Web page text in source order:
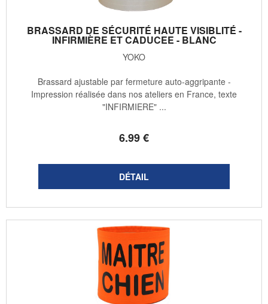
BRASSARD DE SÉCURITÉ HAUTE VISIBLITÉ -
INFIRMIÈRE ET CADUCEE - BLANC
YOKO
6.99€
Brassard ajustable par fermeture auto-aggripante -
Impression réalisée dans nos ateliers en France, texte
"INFIRMIERE" ...